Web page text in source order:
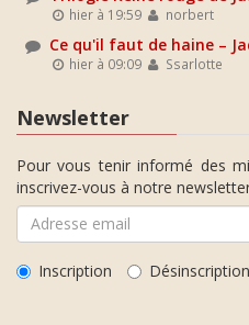
hier à 19:59 norbert
Ce qu'il faut de haine –
hier à 09:09 Ssarlotte
Newsletter
Pour vous tenir informé des
inscrivez-vous à notre
Inscription Désinscription